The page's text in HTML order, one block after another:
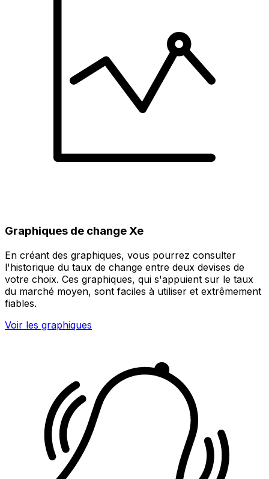
Graphiques de change Xe
En créant des graphiques, vous pourrez consulter
l'historique du taux de change entre deux devises de
votre choix. Ces graphiques, qui s'appuient sur le taux
du marché moyen, sont faciles à utiliser et extrêmement
fiables.
Voir les graphiques